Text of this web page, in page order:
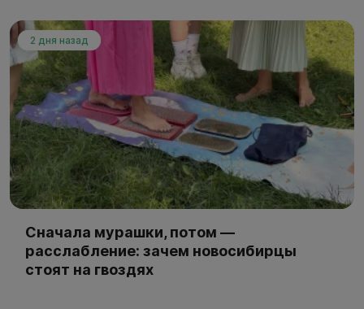
2 дня назад
Сначала мурашки, потом —
расслабление: зачем новосибирцы
стоят на гвоздях